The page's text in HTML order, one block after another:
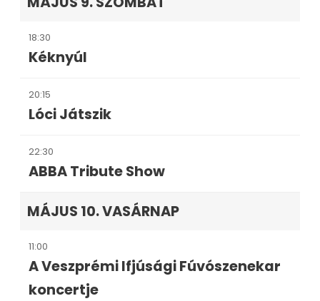
18:30
Kéknyúl
20:15
Lóci Játszik
22:30
ABBA Tribute Show
MÁJUS 10. VASÁRNAP
11:00
A Veszprémi Ifjúsági Fúvószenekar
koncertje